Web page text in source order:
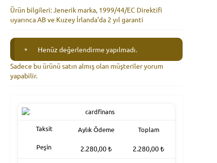
Ürün bilgileri: Jenerik marka, 1999/44/EC Direktifi
uyarınca AB ve Kuzey İrlanda’da 2 yıl garanti
Henüz değerlendirme yapılmadı.
Sadece bu ürünü satın almış olan müşteriler yorum
yapabilir.
Taksit Aylık Ödeme Toplam
Peşin 2.280,00₺ 2.280,00₺